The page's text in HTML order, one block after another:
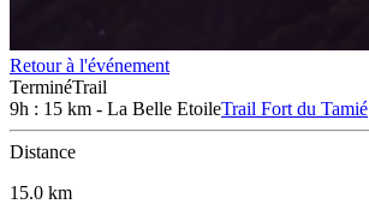
Retour à l'événement
TerminéTrail
9h : 15 km - La Belle EtoileTrail Fort du Tamié
Distance
15.0 km